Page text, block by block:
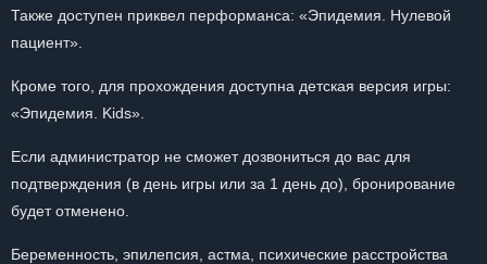
Также доступен приквел перформанса: «Эпидемия. Нулевой
пациент».
Кроме того, для прохождения доступна детская версия игры:
«Эпидемия. Kids».
Если администратор не сможет дозвониться до вас для
подтверждения (в день игры или за 1 день до), бронирование
будет отменено.
Беременность, эпилепсия, астма, психические расстройства